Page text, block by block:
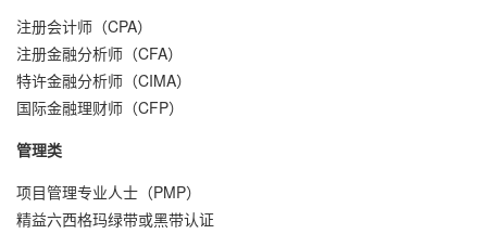
注册会计师（CPA）
注册金融分析师（CFA）
特许金融分析师（CIMA）
国际金融理财师（CFP）
管理类
项目管理专业人士（PMP）
精益六西格玛绿带或黑带认证